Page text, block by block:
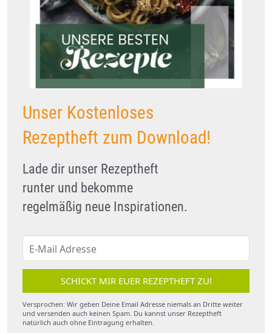
Unser Kostenloses
Rezeptheft zum Download!
Lade dir unser Rezeptheft
runter und bekomme
regelmäßig neue Inspirationen.
SCHICKT MIR EUER REZEPTHEFT ZU!
Versprochen: Wir geben Deine Email Adresse niemals an Dritte weiter
und versenden auch keinen Spam. Du kannst unser Rezeptheft
natürlich auch ohne Eintragung erhalten.